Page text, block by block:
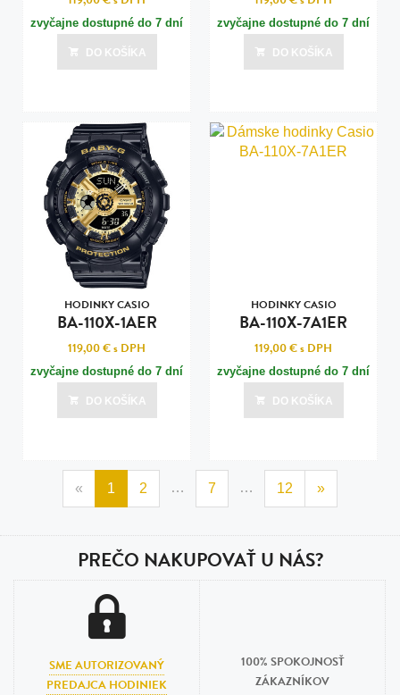
zvyčajne dostupné do 7 dní
DO KOŠÍKA
zvyčajne dostupné do 7 dní
DO KOŠÍKA
HODINKY CASIO
BA-110X-1AER
119,00 €s DPH
zvyčajne dostupné do 7 dní
DO KOŠÍKA
HODINKY CASIO
BA-110X-7A1ER
119,00 €s DPH
zvyčajne dostupné do 7 dní
DO KOŠÍKA
« 1 2 … 7 … 12 »
PREČO NAKUPOVAŤ U NÁS?
SME AUTORIZOVANÝ
PREDAJCA HODINIEK
100% SPOKOJNOSŤ
ZÁKAZNÍKOV